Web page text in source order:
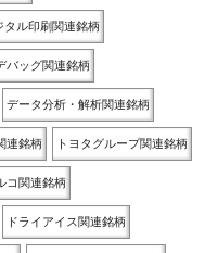
タル印刷関連銘柄
バッグ関連銘柄
データ分析・解析関連銘柄
連銘柄 トヨタグループ関連銘柄
コ関連銘柄
ドライアイス関連銘柄